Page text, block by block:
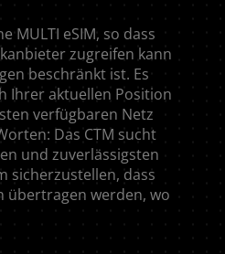
MULTI eSIM, so dass
zugreifen kann
beschränkt ist. Es
Ihrer aktuellen Position
verfügbaren Netz
Das CTM sucht
und zuverlässigsten
sicherzustellen, dass
übertragen werden, wo